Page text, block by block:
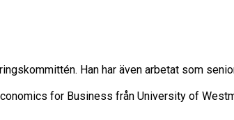
Han har även arbetat
for Business från University of